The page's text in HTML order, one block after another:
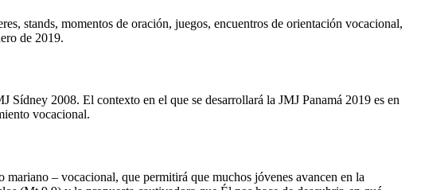
stands, momentos de oración, juegos, encuentros de orientación vocacional,
de 2019.
2008. El contexto en el que se desarrollará la JMJ Panamá 2019 es en
vocacional.
– vocacional, que permitirá que muchos jóvenes avancen en la